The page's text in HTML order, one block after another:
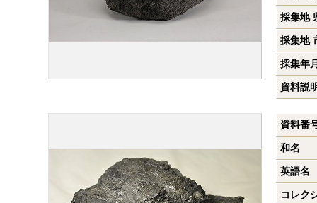
採集地
採集地
採集年
資料説
資料番
和名
英語名
コレク